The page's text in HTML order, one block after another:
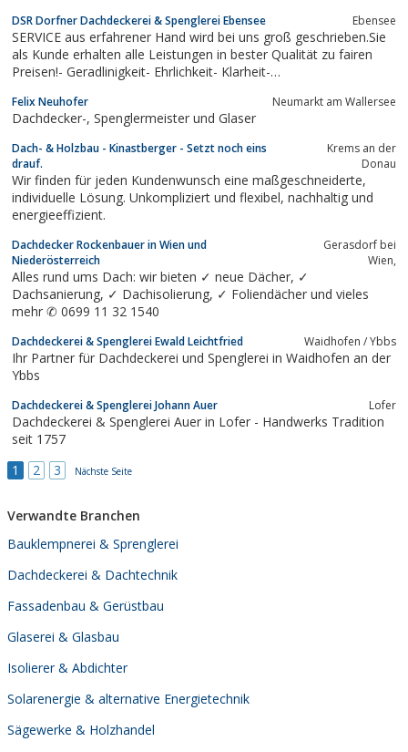
DSR Dorfner Dachdeckerei & Spenglerei Ebensee Ebensee
SERVICE aus erfahrener Hand wird bei uns groß geschrieben.Sie
als Kunde erhalten alle Leistungen in bester Qualität zu fairen
Preisen!- Geradlinigkeit- Ehrlichkeit- Klarheit-
die Preisgestaltung.
Felix Neuhofer Neumarkt am Wallersee
Dachdecker-, Spenglermeister und Glaser
Dach- & Holzbau - Kinastberger - Setzt noch eins
drauf.
Krems an der
Donau
Wir finden für jeden Kundenwunsch eine maßgeschneiderte,
individuelle Lösung. Unkompliziert und flexibel, nachhaltig und
energieeffizient.
Dachdecker Rockenbauer in Wien und
Niederösterreich
Gerasdorf bei
Wien,
Alles rund ums Dach: wir bieten ✓ neue Dächer, ✓
Dachsanierung, ✓ Dachisolierung, ✓ Foliendächer und vieles
mehr ✆ 0699 11 32 1540
Dachdeckerei & Spenglerei Ewald Leichtfried Waidhofen / Ybbs
Ihr Partner für Dachdeckerei und Spenglerei in Waidhofen an der
Ybbs
Dachdeckerei & Spenglerei Johann Auer Lofer
Dachdeckerei & Spenglerei Auer in Lofer - Handwerks Tradition
seit 1757
1
2 3 Nächste Seite
Verwandte Branchen
Bauklempnerei & Sprenglerei
Dachdeckerei & Dachtechnik
Fassadenbau & Gerüstbau
Glaserei & Glasbau
Isolierer & Abdichter
Solarenergie & alternative Energietechnik
Sägewerke & Holzhandel